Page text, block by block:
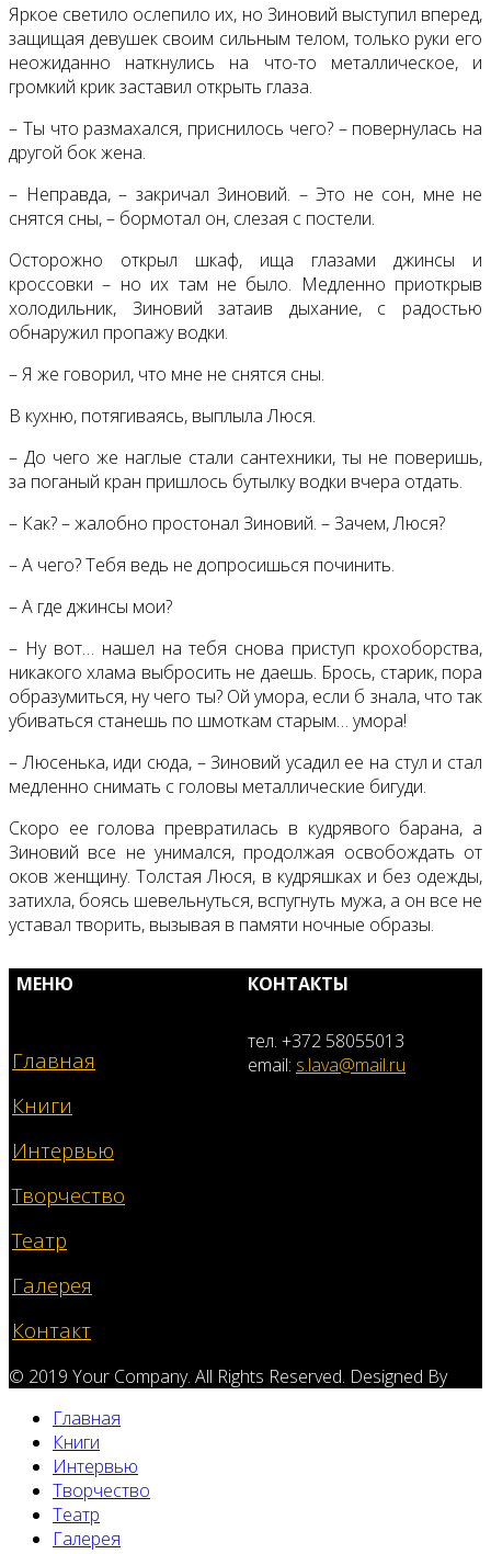
Яркое светило ослепило их, но Зиновий выступил вперед,
защищая девушек своим сильным телом, только руки его
неожиданно наткнулись на что-то металлическое, и
громкий крик заставил открыть глаза.
– Ты что размахался, приснилось чего? – повернулась на
другой бок жена.
– Неправда, – закричал Зиновий. – Это не сон, мне не
снятся сны, – бормотал он, слезая с постели.
Осторожно открыл шкаф, ища глазами джинсы и
кроссовки – но их там не было. Медленно приоткрыв
холодильник, Зиновий затаив дыхание, с радостью
обнаружил пропажу водки.
– Я же говорил, что мне не снятся сны.
В кухню, потягиваясь, выплыла Люся.
– До чего же наглые стали сантехники, ты не поверишь,
за поганый кран пришлось бутылку водки вчера отдать.
– Как? – жалобно простонал Зиновий. – Зачем, Люся?
– А чего? Тебя ведь не допросишься починить.
– А где джинсы мои?
– Ну вот… нашел на тебя снова приступ крохоборства,
никакого хлама выбросить не даешь. Брось, старик, пора
образумиться, ну чего ты? Ой умора, если б знала, что так
убиваться станешь по шмоткам старым… умора!
– Люсенька, иди сюда, – Зиновий усадил ее на стул и стал
медленно снимать с головы металлические бигуди.
Скоро ее голова превратилась в кудрявого барана, а
Зиновий все не унимался, продолжая освобождать от
оков женщину. Толстая Люся, в кудряшках и без одежды,
затихла, боясь шевельнуться, вспугнуть мужа, а он все не
уставал творить, вызывая в памяти ночные образы.
МЕНЮ КОНТАКТЫ
Главная
Книги
Интервью
Творчество
Театр
Галерея
Контакт
тел. +372 58055013
email: s.lava@mail.ru
© 2019 Your Company. All Rights Reserved. Designed By
Главная
Книги
Интервью
Творчество
Театр
Галерея